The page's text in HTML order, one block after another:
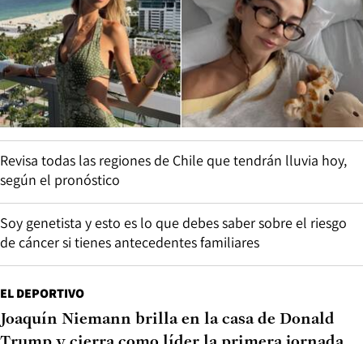
Revisa todas las regiones de Chile que tendrán lluvia hoy,
según el pronóstico
Soy genetista y esto es lo que debes saber sobre el riesgo
de cáncer si tienes antecedentes familiares
EL DEPORTIVO
Joaquín Niemann brilla en la casa de Donald